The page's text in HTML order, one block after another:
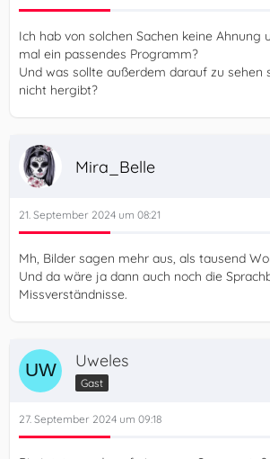
Ich hab von solchen Sachen keine Ahnung
mal ein passendes Programm?
Und was sollte außerdem darauf zu sehen
nicht hergibt?
Mira_Belle
21. September 2024 um 08:21
Mh, Bilder sagen mehr aus, als tausend
Und da wäre ja dann auch noch die
Missverständnisse.
Uweles
Gast
27. September 2024 um 09:18